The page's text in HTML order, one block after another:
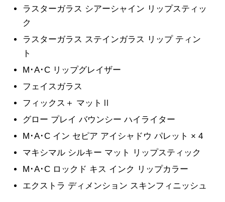
ラスターガラス シアーシャイン リップスティッ
ク
ラスターガラス ステインガラス リップ ティン
ト
M･A･C リップグレイザー
フェイスガラス
フィックス＋ マットⅡ
グロー プレイ バウンシー ハイライター
M･A･C イン セピア アイシャドウ パレット × 4
マキシマル シルキー マット リップスティック
M･A･C ロックド キス インク リップカラー
エクストラ ディメンション スキンフィニッシュ